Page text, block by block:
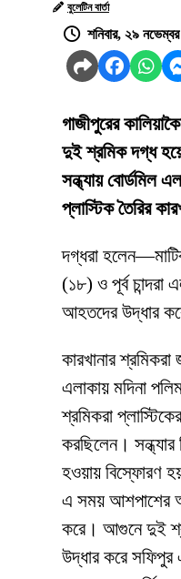
বুলেটিন বার্তা
শনিবার, ২৯
গাজীপুরের
দুই শ্রমিক দগ্ধ
সন্ধ্যায় বোর্ডমিল
প্লাস্টিক তৈরির
দগ্ধরা
(১৮) ও পূর্ব
আহতদের উদ্ধার
কারখানার
এলাকায় মদিনা
শ্রমিকরা
করছিলেন। সন্ধ্যার
হওয়ায় বিস্ফোরণ
এ সময় আশপাশের
করে। আগুনে দুই
উদ্ধার করে সফিপুর